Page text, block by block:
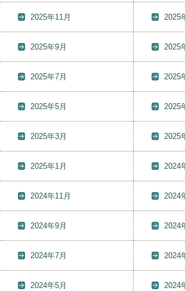
2025年11月 2025
2025年9月 2025
2025年7月 2025
2025年5月 2025
2025年3月 2025
2025年1月 2024
2024年11月 2024
2024年9月 2024
2024年7月 2024
2024年5月 2024